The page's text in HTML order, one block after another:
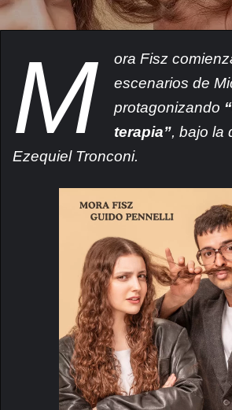
M
ora Fisz
escenarios de
protagonizando
terapia”, bajo la
Ezequiel Tronconi.